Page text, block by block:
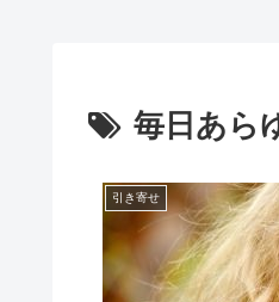
毎日あら
引き寄せ